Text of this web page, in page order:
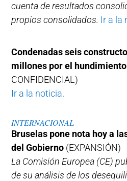
cuenta de resultados
propios consolidados. Ir a la
Condenadas seis
millones por el
CONFIDENCIAL)
Ir a la noticia.
INTERNACIONAL
Bruselas pone nota hoy a
del Gobierno (EXPANSIÓN)
La Comisión Europea (CE)
de su análisis de los